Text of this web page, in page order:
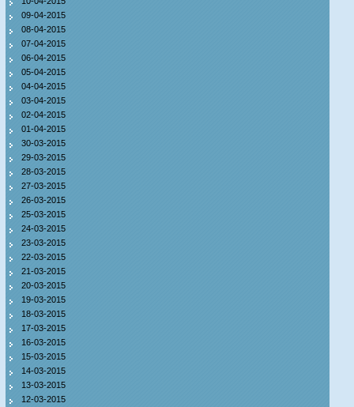
09-04-2015
08-04-2015
07-04-2015
06-04-2015
05-04-2015
04-04-2015
03-04-2015
02-04-2015
01-04-2015
30-03-2015
29-03-2015
28-03-2015
27-03-2015
26-03-2015
25-03-2015
24-03-2015
23-03-2015
22-03-2015
21-03-2015
20-03-2015
19-03-2015
18-03-2015
17-03-2015
16-03-2015
15-03-2015
14-03-2015
13-03-2015
12-03-2015